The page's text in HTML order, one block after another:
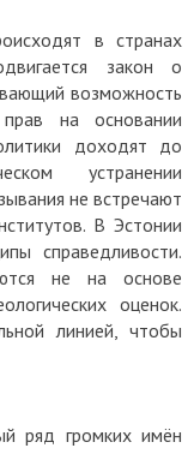
в странах
закон о
возможность
на основании
доходят до
устранении
не встречают
В Эстонии
справедливости.
не на основе
оценок.
линией, чтобы
ряд громких имён